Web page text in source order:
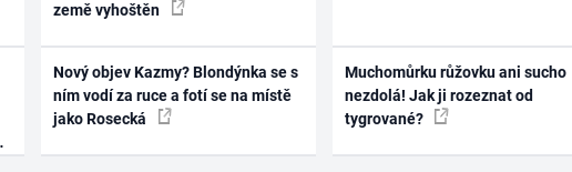
země vyhoštěn
Nový objev Kazmy? Blondýnka se s
ním vodí za ruce a fotí se na místě
jako Rosecká
Muchomůrku růžovku ani sucho
nezdolá! Jak ji rozeznat od
tygrované?